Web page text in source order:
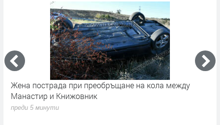
Жена пострада при преобръщане на кола между
Манастир и Книжовник
преди 5 минути